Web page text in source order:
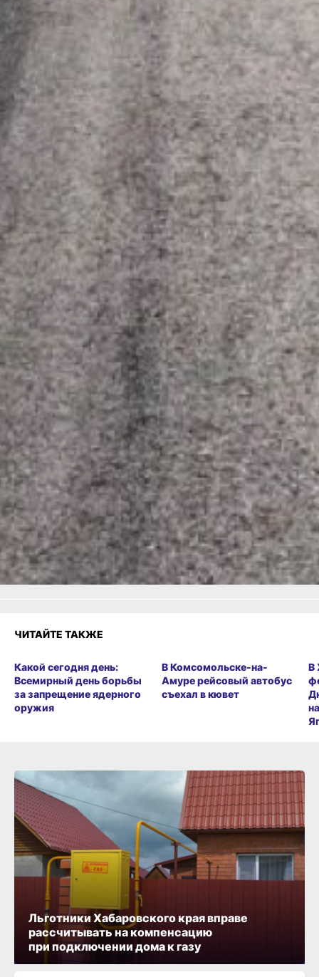
по обустройству
тротуаров
с асфальтобетонным
покрытием
и пешеходным
ограждением. Длина
обновлённого участка —
627,6 кв. м. До середины
октября планируется
завершить ещё три этапа,
общая площадь которых
составит почти 1 850 кв.
м. Общий объём
субсидии
для муниципального
образования — 15,11 млн
рублей.
Дополнительно часть
средств направят
в краевой центр —
на обустройство
тротуаров и автобусной
остановки в районе улиц
Суворова — Павла
Морозова.
В ТЕМУ:
В Хабаровском крае
подвели итоги первого
модуля образовательной
программы
«Муравьёв‑Амурский
2030»
Читайте нас в соцсетях:
ВКонтакте
Одноклассники, Телеграм
илиЯндекс.Дзен иМАКС
Как вам материал?
Огонь!
Супер
Удивило
Грустно
Злость
Разочарование
ЧИТАЙТЕ ТАКЖЕ
Какой сегодня день:
Всемирный день борьбы
за запрещение ядерного
оружия
В Комсомольске-на-
Амуре рейсовый автобус
съехал в кювет
В
Льготники Хабаровского края вправе
рассчитывать на компенсацию
при подключении дома к газу